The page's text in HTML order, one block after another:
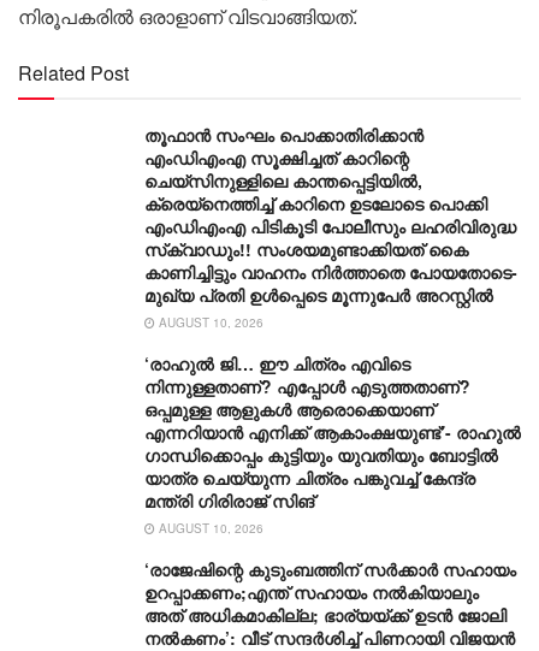
നിരൂപകരില്‍ ഒരാളാണ് വിടവാങ്ങിയത്.
Related Post
തൂഫാൻ സംഘം പൊക്കാതിരിക്കാൻ
എംഡിഎംഎ സൂക്ഷിച്ചത് കാറിന്റെ
ചെയ്സിനുള്ളിലെ കാന്തപ്പെട്ടിയിൽ,
ക്രെയ്നെത്തിച്ച് കാറിനെ ഉടലോടെ പൊക്കി
എംഡിഎംഎ പിടികൂടി പോലീസും ലഹരിവിരുദ്ധ
സ്‌ക്വാഡും!! സംശയമുണ്ടാക്കിയത് കൈ
കാണിച്ചിട്ടും വാഹനം നിർത്താതെ പോയതോടെ-
മുഖ്യ പ്രതി ഉൾപ്പെടെ മൂന്നുപേർ അറസ്റ്റിൽ
AUGUST 10, 2026
‘രാഹുൽ ജി… ഈ ചിത്രം എവിടെ
നിന്നുള്ളതാണ്? എപ്പോൾ എടുത്തതാണ്?
ഒപ്പമുള്ള ആളുകൾ ആരൊക്കെയാണ്
എന്നറിയാൻ എനിക്ക് ആകാംക്ഷയുണ്ട്’- രാഹുൽ
​ഗാന്ധിക്കൊപ്പം കുട്ടിയും യുവതിയും ബോട്ടിൽ
യാത്ര ചെയ്യുന്ന ചിത്രം പങ്കുവച്ച് കേന്ദ്ര
മന്ത്രി ഗിരിരാജ് സിങ്
AUGUST 10, 2026
‘രാജേഷിന്റെ കുടുംബത്തിന് സർക്കാർ സഹായം
ഉറപ്പാക്കണം;എന്ത് സഹായം നൽകിയാലും
അത് അധികമാകില്ല; ഭാര്യയ്ക്ക് ഉടൻ ജോലി
നൽകണം’: വീട് സന്ദർശിച്ച് പിണറായി വിജയൻ